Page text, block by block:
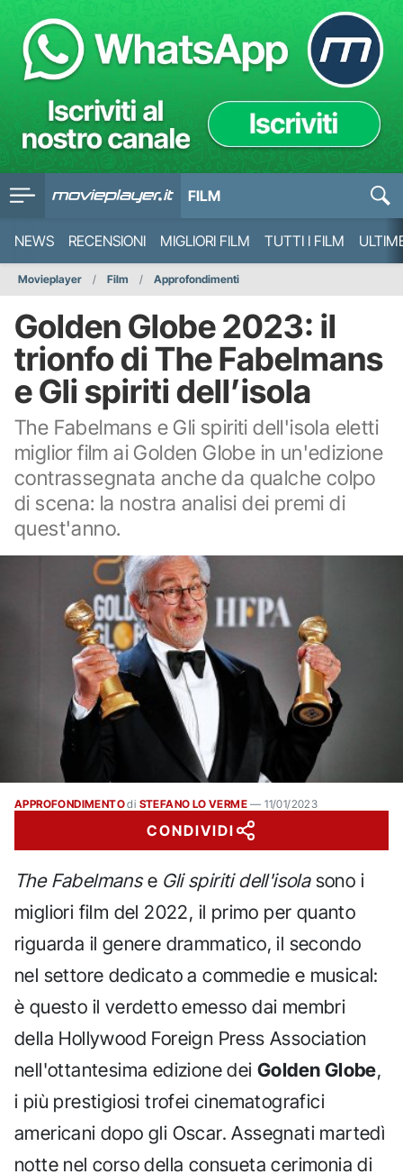
FILM
NEWS RECENSIONI MIGLIORI FILM TUTTI I FILM
Movieplayer Film Approfondimenti
Golden Globe 2023: il
trionfo di The Fabelmans
e Gli spiriti dell’isola
The Fabelmans e Gli spiriti dell'isola eletti
miglior film ai Golden Globe in un'edizione
contrassegnata anche da qualche colpo
di scena: la nostra analisi dei premi di
quest'anno.
APPROFONDIMENTOdi STEFANO LO VERME —11/01/2023
CONDIVIDI
The Fabelmanse Gli spiriti dell'isolasono i
migliori film del 2022, il primo per quanto
riguarda il genere drammatico, il secondo
nel settore dedicato a commedie e musical:
è questo il verdetto emesso dai membri
della Hollywood Foreign Press Association
nell'ottantesima edizione dei Golden Globe,
i più prestigiosi trofei cinematografici
americani dopo gli Oscar. Assegnati martedì
notte nel corso della consueta cerimonia di